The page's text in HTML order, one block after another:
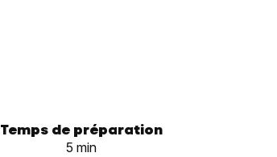
Temps de préparation
5 min